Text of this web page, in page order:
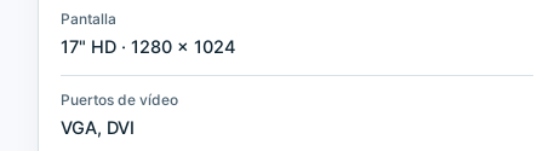
Pantalla
17" HD · 1280 × 1024
Puertos de vídeo
VGA, DVI